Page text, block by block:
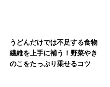
うどんだけでは不足する食物
繊維を上手に補う！野菜やき
のこをたっぷり乗せるコツ